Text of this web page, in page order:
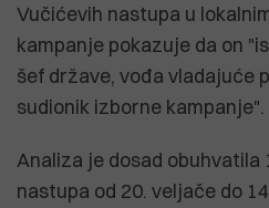
Vučićevih nastupa u
kampanje pokazuje da on
šef države, vođa vladajuće
sudionik izborne kampanje".
Analiza je dosad obuhvatila
nastupa od 20. veljače do